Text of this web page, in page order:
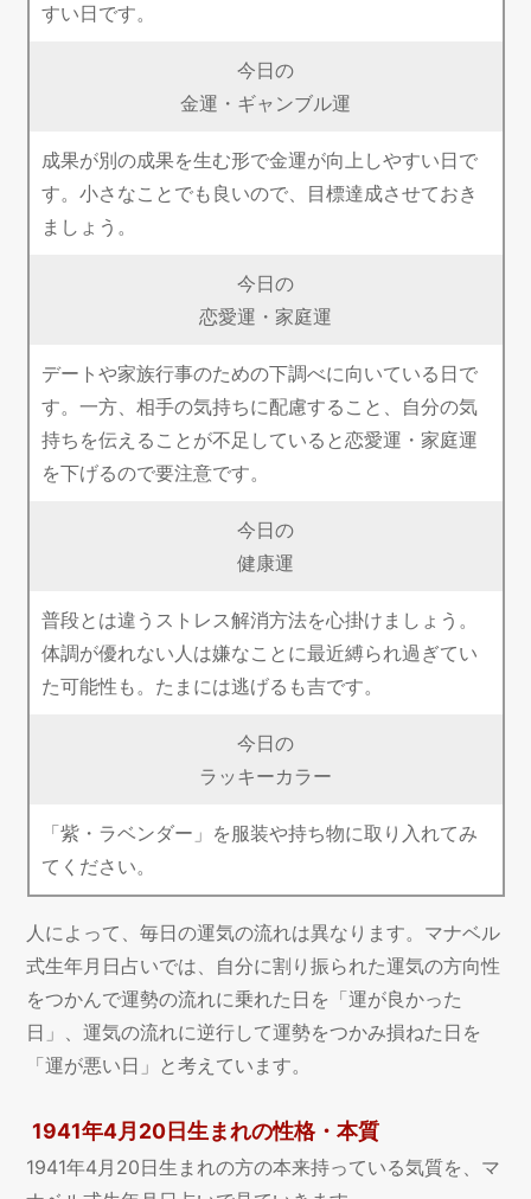
すい日です。
今日の
金運・ギャンブル運
成果が別の成果を生む形で金運が向上しやすい日で
す。小さなことでも良いので、目標達成させておき
ましょう。
今日の
恋愛運・家庭運
デートや家族行事のための下調べに向いている日で
す。一方、相手の気持ちに配慮すること、自分の気
持ちを伝えることが不足していると恋愛運・家庭運
を下げるので要注意です。
今日の
健康運
普段とは違うストレス解消方法を心掛けましょう。
体調が優れない人は嫌なことに最近縛られ過ぎてい
た可能性も。たまには逃げるも吉です。
今日の
ラッキーカラー
「紫・ラベンダー」を服装や持ち物に取り入れてみ
てください。
人によって、毎日の運気の流れは異なります。マナベル
式生年月日占いでは、自分に割り振られた運気の方向性
をつかんで運勢の流れに乗れた日を「運が良かった
日」、運気の流れに逆行して運勢をつかみ損ねた日を
「運が悪い日」と考えています。
1941年4月20日生まれの性格・本質
1941年4月20日生まれの方の本来持っている気質を、マ